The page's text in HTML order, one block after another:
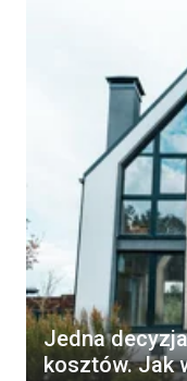
Jedna
kosztów. Jak